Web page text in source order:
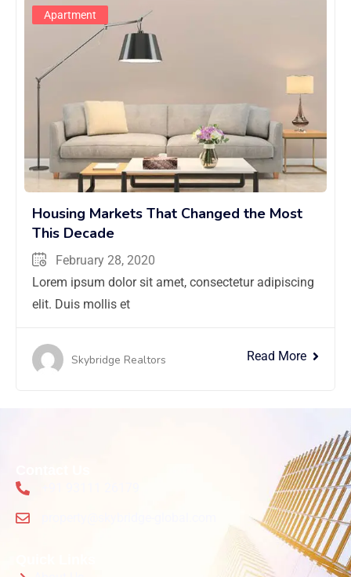
Apartment
Housing Markets That Changed the Most
This Decade
February 28, 2020
Lorem ipsum dolor sit amet, consectetur adipiscing
elit. Duis mollis et
Skybridge Realtors Read More